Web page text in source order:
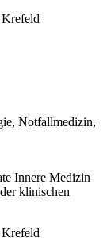
Notfallmedizin,
Innere Medizin
klinischen